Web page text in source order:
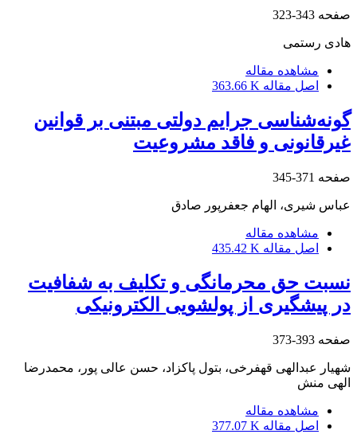
صفحه 343-323
هادی رستمی
مشاهده مقاله
اصل مقاله 363.66 K
گونه‌شناسی جرایم دولتی مبتنی بر قوانین
غیرقانونی و فاقد مشروعیت
صفحه 371-345
عباس شیری، الهام جعفرپور صادق
مشاهده مقاله
اصل مقاله 435.42 K
نسبت حق محرمانگی و تکلیف به شفافیت
در پیشگیری از پولشویی الکترونیکی
صفحه 393-373
شهیار عبدالهی قهفرخی، بتول پاکزاد، حسن عالی پور، محمدرضا
الهی منش
مشاهده مقاله
اصل مقاله 377.07 K